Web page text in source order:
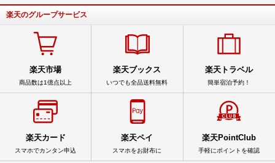
楽天のグループサービス
楽天市場
商品数は1億点以上
楽天ブックス
いつでも全品送料無料
楽天トラベル
簡単宿泊予約！
楽天カード
スマホでカンタン申込
楽天ペイ
スマホをお財布に
楽天PointClub
手軽にポイントを確認